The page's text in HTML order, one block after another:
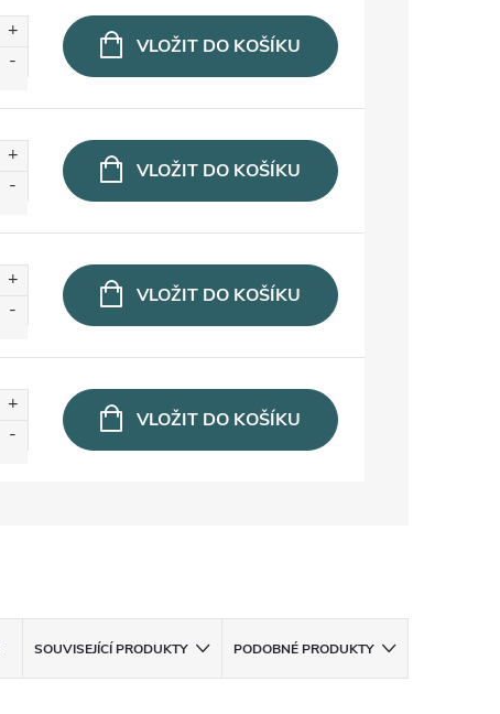
VLOŽIT DO KOŠÍKU
VLOŽIT DO KOŠÍKU
VLOŽIT DO KOŠÍKU
VLOŽIT DO KOŠÍKU
SOUVISEJÍCÍ PRODUKTY PODOBNÉ PRODUKTY